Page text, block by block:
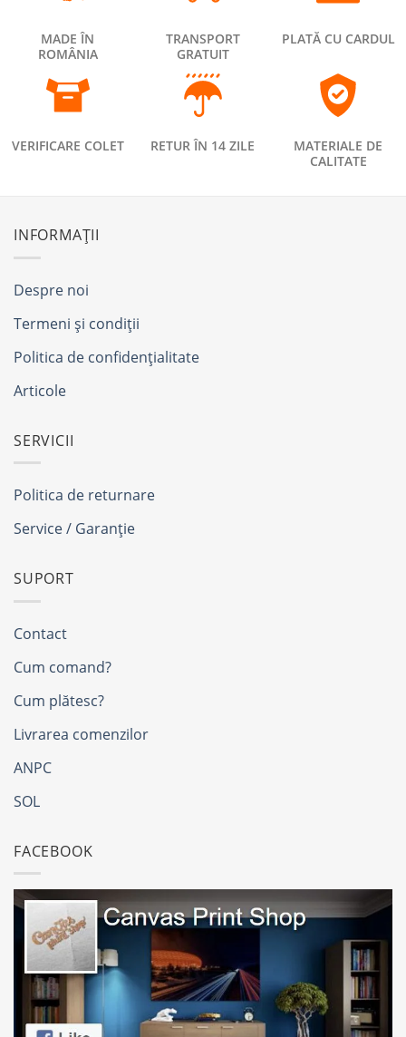
MADE ÎN
ROMÂNIA
TRANSPORT
GRATUIT
PLATĂ CU CARDUL
VERIFICARE COLET RETUR ÎN 14 ZILE
MATERIALE DE
CALITATE
INFORMAȚII
Despre noi
Termeni și condiții
Politica de confidențialitate
Articole
SERVICII
Politica de returnare
Service / Garanție
SUPORT
Contact
Cum comand?
Cum plătesc?
Livrarea comenzilor
ANPC
SOL
FACEBOOK